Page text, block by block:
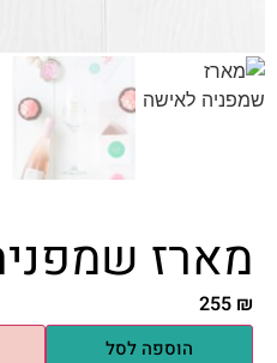
מארז
255 ₪
הוספה לסל